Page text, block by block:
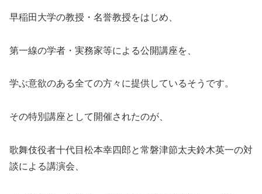
早稲田大学の教授・名誉教授をはじめ、
第一線の学者・実務家等による公開講座を、
学ぶ意欲のある全ての方々に提供しているそうです。
その特別講座として開催されたのが、
歌舞伎役者十代目松本幸四郎と常磐津節太夫鈴木英一の対
談による講演会、